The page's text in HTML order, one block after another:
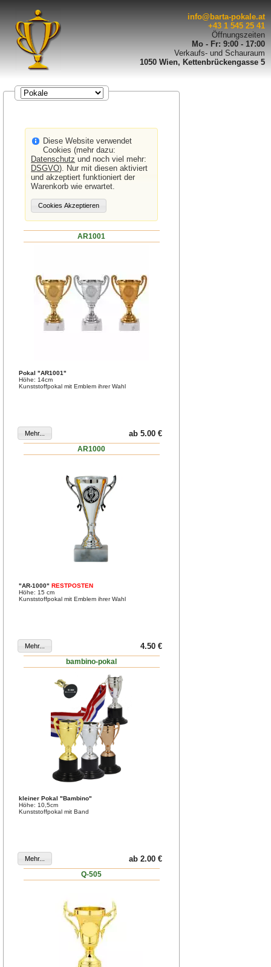
info@barta-pokale.at
+43 1 545 25 41
Öffnungszeiten
Mo - Fr: 9:00 - 17:00
Verkaufs- und Schauraum
1050 Wien, Kettenbrückengasse 5
Diese Website verwendet
Cookies (mehr dazu:
Datenschutz und noch viel mehr:
DSGVO). Nur mit diesen aktiviert
und akzeptiert funktioniert der
Warenkorb wie erwartet.
AR1001
Pokal "AR1001"
Höhe: 14cm
Kunststoffpokal mit Emblem ihrer Wahl
ab 5.00 €
AR1000
"AR-1000" RESTPOSTEN
Höhe: 15 cm
Kunststoffpokal mit Emblem ihrer Wahl
4.50 €
bambino-pokal
kleiner Pokal "Bambino"
Höhe: 10,5cm
Kunststoffpokal mit Band
ab 2.00 €
Q-505